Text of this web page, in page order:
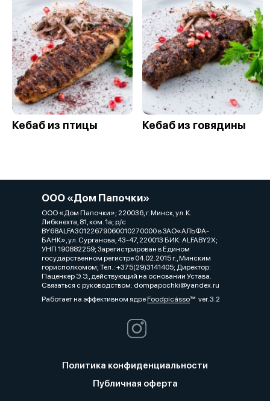
Кебаб из птицы Кебаб из говядины
ООО «Дом Папочки»
ООО «Дом Папочки»; 220036, г. Минск, ул. К.
Либкнехта, 81, ком. 1a; р/с
BY68ALFA30122679060010270000 в ЗАО«АЛЬФА-
БАНК», ул. Сурганова, 43-47, 220013 БИК: ALFABY2X;
УНП 190882259; Зарегистрирован в Едином
государственном регистре 04.02.2015 г., Минским
горисполкомом; Тел.: +375(29)3141405; Директор:
Паценкер Э. Э., действующий на основании Устава.
Связаться с руководством: dompapochki@yandex.ru
Работает на эффективном ядреFoodpicássover. 3.2
Политика конфиденциальности
Публичная оферта